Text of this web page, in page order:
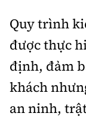
Quy trình
được thực
định, đảm
khách
an ninh,